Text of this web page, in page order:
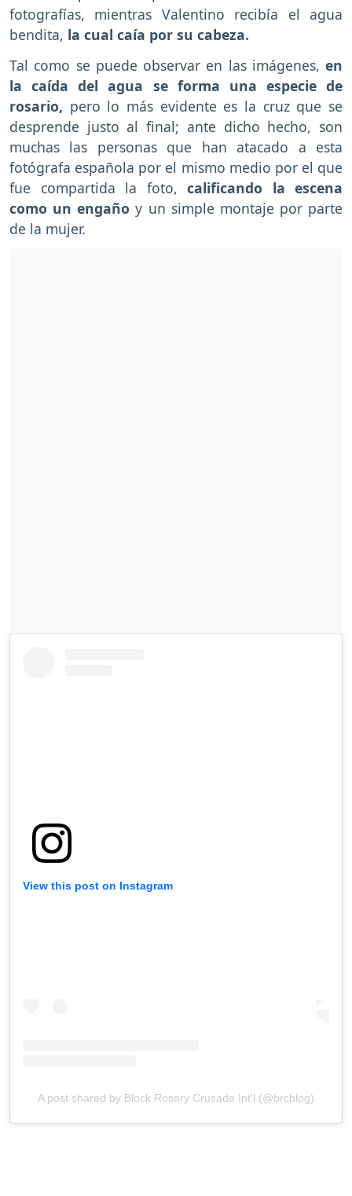
fotografías, mientras Valentino recibía el agua
bendita, la cual caía por su cabeza.
Tal como se puede observar en las imágenes, en
la caída del agua se forma una especie de
rosario, pero lo más evidente es la cruz que se
desprende justo al final; ante dicho hecho, son
muchas las personas que han atacado a esta
fotógrafa española por el mismo medio por el que
fue compartida la foto, calificando la escena
como un engañoy un simple montaje por parte
de la mujer.
View this post on Instagram
A post shared by Block Rosary Crusade Int'l (@brcblog)